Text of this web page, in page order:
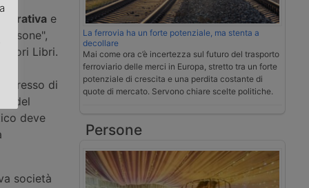
e
Libri.
di
del
deve
società
La ferrovia ha un forte potenziale, ma stenta a
decollare
Mai come ora c’è incertezza sul futuro del trasporto
ferroviario delle merci in Europa, stretto tra un forte
potenziale di crescita e una perdita costante di
quote di mercato. Servono chiare scelte politiche.
Persone